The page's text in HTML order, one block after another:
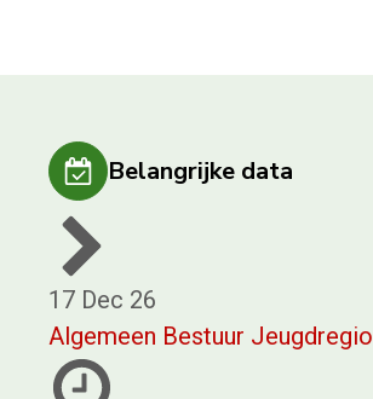
Belangrijke data
17 Dec 26
Algemeen Bestuur Jeugdregio